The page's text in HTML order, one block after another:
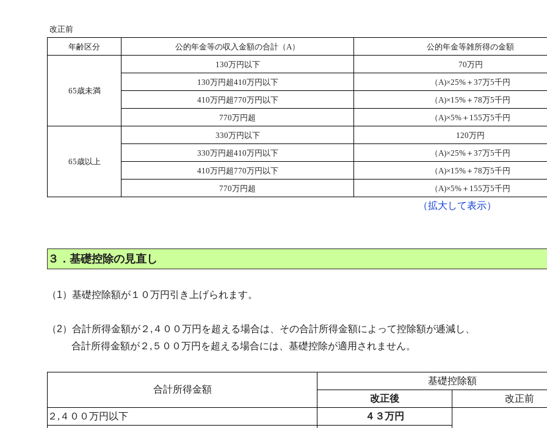
改正前
年齢区分
公的年金等の収入金額の合計（A） 公的年金等雑所得の金額
65歳未満
130万円以下
70万円
130万円超410万円以下
（A)×25%＋37万5千円
410万円超770万円以下
（A)×15%＋78万5千円
770万円超
（A)×5%＋155万5千円
65歳以上
330万円以下
120万円
330万円超410万円以下
（A)×25%＋37万5千円
410万円超770万円以下
（A)×15%＋78万5千円
770万円超
（A)×5%＋155万5千円
（拡大して表示）
３．基礎控除の見直し
（1）基礎控除額が１０万円引き上げられます。
（2）合計所得金額が２,４００万円を超える場合は、その合計所得金額によって控除額が逓減し、
合計所得金額が２,５００万円を超える場合には、基礎控除が適用されません。
合計所得金額
基礎控除額
改正後
改正前
２,４００万円以下
４３万円